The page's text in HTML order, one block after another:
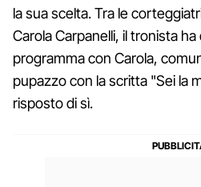
la sua scelta. Tra le
Carola Carpanelli, il tronista
programma con Carola,
pupazzo con la scritta "Sei la
risposto di sì.